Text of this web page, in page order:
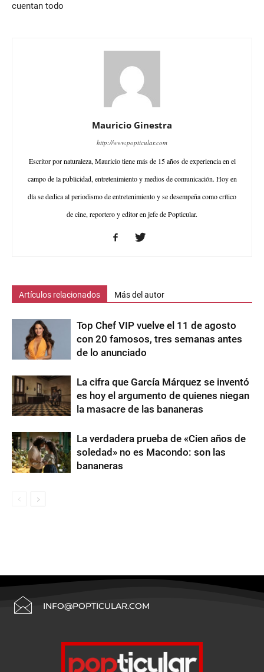
cuentan todo
Mauricio Ginestra
http://www.popticular.com
Escritor por naturaleza, Mauricio tiene más de 15 años de experiencia en el
campo de la publicidad, entretenimiento y medios de comunicación. Hoy en
día se dedica al periodismo de entretenimiento y se desempeña como crítico
de cine, reportero y editor en jefe de Popticular.
Artículos relacionados Más del autor
Top Chef VIP vuelve el 11 de agosto
con 20 famosos, tres semanas antes
de lo anunciado
La cifra que García Márquez se inventó
es hoy el argumento de quienes niegan
la masacre de las bananeras
La verdadera prueba de «Cien años de
soledad» no es Macondo: son las
bananeras
INFO@POPTICULAR.COM